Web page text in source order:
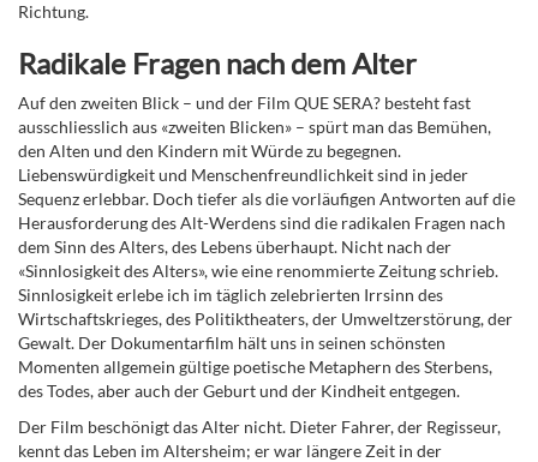
Richtung.
Radikale Fragen nach dem Alter
Auf den zweiten Blick – und der Film QUE SERA? besteht fast
ausschliesslich aus «zweiten Blicken» – spürt man das Bemühen,
den Alten und den Kindern mit Würde zu begegnen.
Liebenswürdigkeit und Menschenfreundlichkeit sind in jeder
Sequenz erlebbar. Doch tiefer als die vorläufigen Antworten auf die
Herausforderung des Alt-Werdens sind die radikalen Fragen nach
dem Sinn des Alters, des Lebens überhaupt. Nicht nach der
«Sinnlosigkeit des Alters», wie eine renommierte Zeitung schrieb.
Sinnlosigkeit erlebe ich im täglich zelebrierten Irrsinn des
Wirtschaftskrieges, des Politiktheaters, der Umweltzerstörung, der
Gewalt. Der Dokumentarfilm hält uns in seinen schönsten
Momenten allgemein gültige poetische Metaphern des Sterbens,
des Todes, aber auch der Geburt und der Kindheit entgegen.
Der Film beschönigt das Alter nicht. Dieter Fahrer, der Regisseur,
kennt das Leben im Altersheim; er war längere Zeit in der